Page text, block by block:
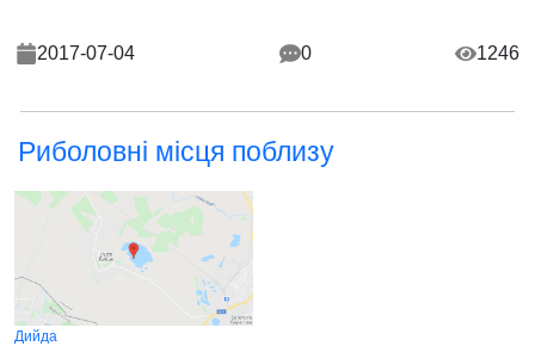
2017-07-04 0 1246
Риболовні місця поблизу
Дийда